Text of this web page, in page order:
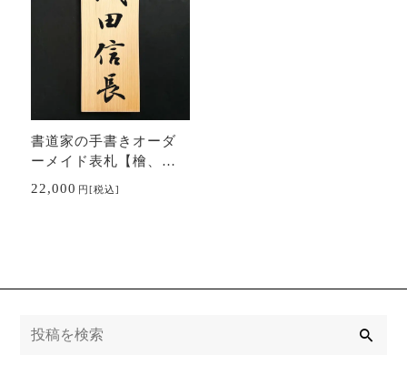
書道家の手書きオーダ
ーメイド表札【檜、
桧、ヒノキ】
22,000 円[税込]